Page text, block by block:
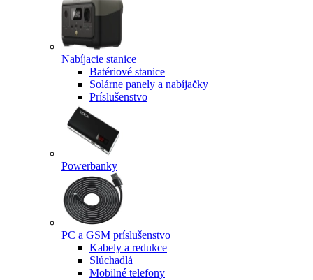
Nabíjacie stanice
Batériové stanice
Solárne panely a nabíjačky
Príslušenstvo
Powerbanky
PC a GSM príslušenstvo
Kabely a redukce
Slúchadlá
Mobilné telefony